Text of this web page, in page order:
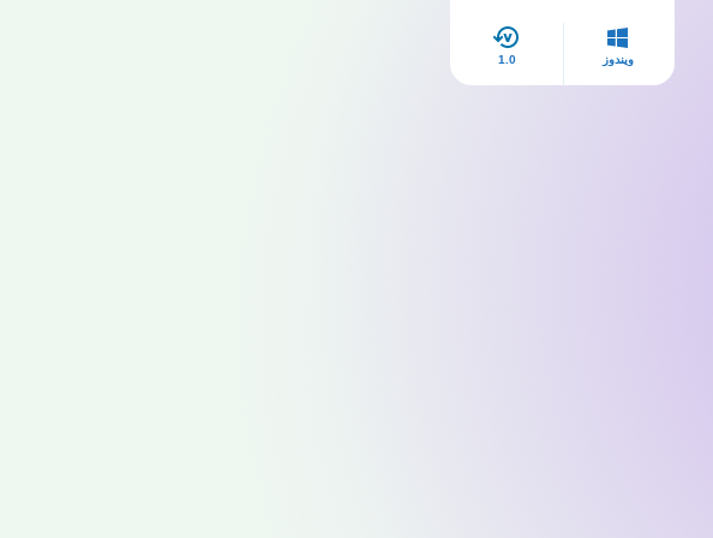
ويندوز 1.0